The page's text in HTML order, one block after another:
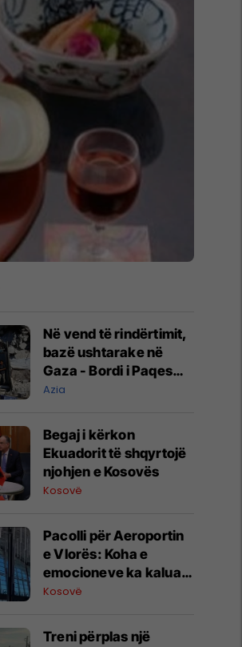
Në vend të rindërtimit,
bazë ushtarake në
Gaza - Bordi i Paqes
jep kontratën e parë
Azia
Begaj i kërkon
Ekuadorit të shqyrtojë
njohjen e Kosovës
Kosovë
Pacolli për Aeroportin
e Vlorës: Koha e
emocioneve ka kaluar,
do t’i drejtohemi
drejtësisë
Kosovë
Treni përplas një